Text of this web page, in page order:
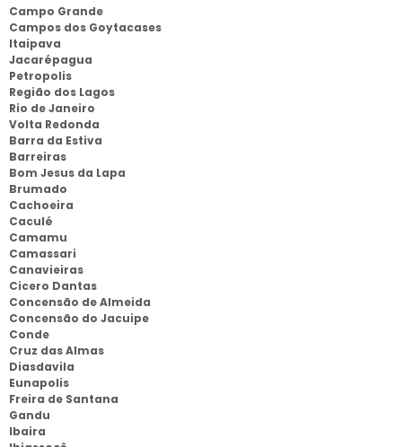
Campo Grande
Campos dos Goytacases
Itaipava
Jacarépagua
Petropolis
Região dos Lagos
Rio de Janeiro
Volta Redonda
Barra da Estiva
Barreiras
Bom Jesus da Lapa
Brumado
Cachoeira
Caculé
Camamu
Camassari
Canavieiras
Cicero Dantas
Concensão de Almeida
Concensão do Jacuipe
Conde
Cruz das Almas
Diasdavila
Eunapolis
Freira de Santana
Gandu
Ibaira